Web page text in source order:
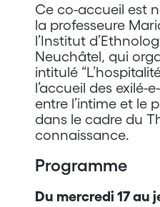
Ce co-accueil est
la professeure
l’Institut
Neuchâtel, qui
intitulé
l’accueil des exilé-
entre l’intime et le
dans le cadre du
connaissance.
Programme
Du mercredi 17 au